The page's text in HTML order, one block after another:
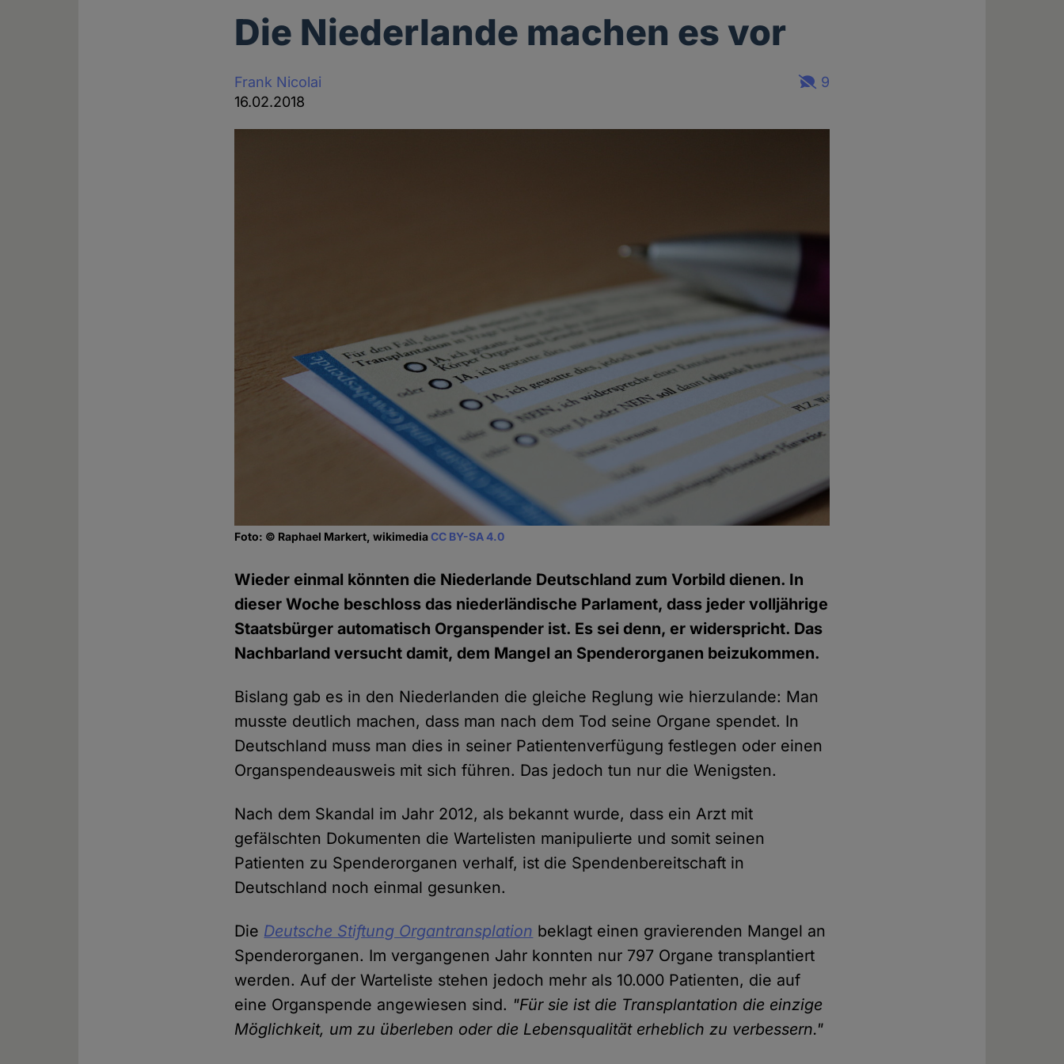
Die Niederlande machen es vor
Frank Nicolai
16.02.2018
9
Foto: © Raphael Markert, wikimediaCC BY-SA 4.0
Wieder einmal könnten die Niederlande Deutschland zum Vorbild dienen. In
dieser Woche beschloss das niederländische Parlament, dass jeder volljährige
Staatsbürger automatisch Organspender ist. Es sei denn, er widerspricht. Das
Nachbarland versucht damit, dem Mangel an Spenderorganen beizukommen.
Bislang gab es in den Niederlanden die gleiche Reglung wie hierzulande: Man
musste deutlich machen, dass man nach dem Tod seine Organe spendet. In
Deutschland muss man dies in seiner Patientenverfügung festlegen oder einen
Organspendeausweis mit sich führen. Das jedoch tun nur die Wenigsten.
Nach dem Skandal im Jahr 2012, als bekannt wurde, dass ein Arzt mit
gefälschten Dokumenten die Wartelisten manipulierte und somit seinen
Patienten zu Spenderorganen verhalf, ist die Spendenbereitschaft in
Deutschland noch einmal gesunken.
Die Deutsche Stiftung Organtransplation beklagt einen gravierenden Mangel an
Spenderorganen. Im vergangenen Jahr konnten nur 797 Organe transplantiert
werden. Auf der Warteliste stehen jedoch mehr als 10.000 Patienten, die auf
eine Organspende angewiesen sind. "Für sie ist die Transplantation die einzige
Möglichkeit, um zu überleben oder die Lebensqualität erheblich zu verbessern."